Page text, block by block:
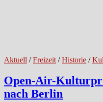
Aktuell /Freizeit /Historie /
Open-Air-
nach Berlin